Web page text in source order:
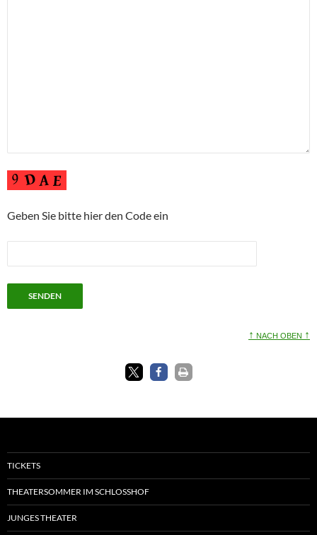
Geben Sie bitte hier den Code ein
↑ NACH OBEN ↑
TICKETS
THEATERSOMMER IM SCHLOSSHOF
JUNGES THEATER